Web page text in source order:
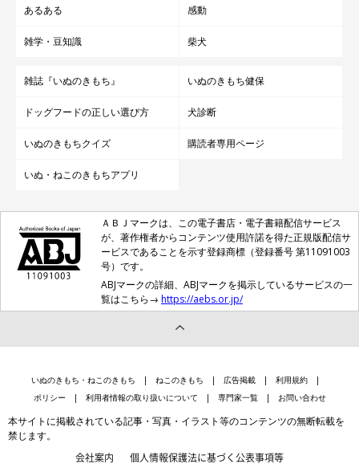
＠saku_chan0826
畳を掘ったり、カーペットを噛んでぐしゃぐしゃにしてしまった
り、おもちゃを数分でダメにしてしまったり…さくちゃんは「破
だそう。
飼い主さんはさくちゃんとの関係性について、「さくちゃんのプ
ライドを保ちながらの距離感で過ごしています（笑）」と話して
いました。
あるある 感動
雑学・豆知識 柴犬
雑誌『いぬのきもち』 いぬのきもち健保
ドッグフードの正しい選び方 犬診断
いぬのきもちクイズ 購読者専用ページ
いぬ・ねこのきもちアプリ
ＡＢＪマークは、この電子書店・電子書籍配信サービス
が、著作権者からコンテンツ使用許諾を得た正規版配信サ
ービスであることを示す登録商標（登録番号 第11091003
号）です。
ABJマークの詳細、ABJマークを掲示しているサービスの一
覧はこちら→ https://aebs.or.jp/
いぬのきもち・ねこのきもち ねこのきもち 広告掲載
利用規約
ポリシー
利用者情報の取り扱いについて 専門家一覧 お問い合わせ
本サイトに掲載されている記事・写真・イラスト等のコンテンツの無断転載を
禁じます。
会社案内 個人情報保護法に基づく公表事項等